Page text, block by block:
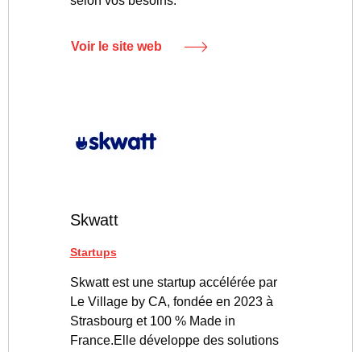
Voir le site web
Skwatt
Startups
Skwatt est une startup accélérée par
Le Village by CA, fondée en 2023 à
Strasbourg et 100 % Made in
France.Elle développe des solutions